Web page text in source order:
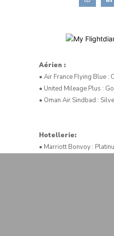
Aérien :
• Air France Flying Blue :
• United Mileage Plus :
• Oman Air Sindbad :
Hotellerie:
• Marriott Bonvoy :